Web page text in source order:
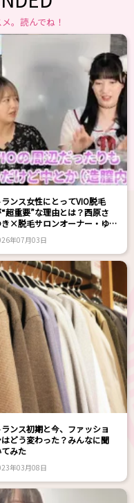
。読んでね！
ランス女性にとってVIO脱毛
超重要”な理由とは？西原さ
き×脱毛サロンオーナー・ゆ
さん対談！
年07月03日
ランス初期と今、ファッショ
はどう変わった？みんなに聞
てみた
年03月08日